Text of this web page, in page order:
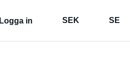
Logga in SEK SE